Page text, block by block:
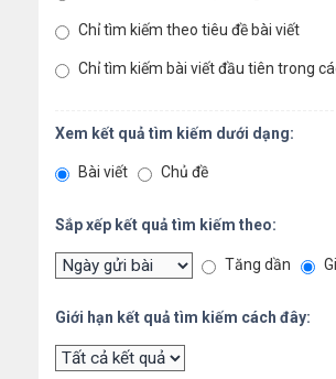
Chỉ tìm kiếm theo tiêu đề bài viết
Chỉ tìm kiếm bài viết đầu tiên trong
Xem kết quả tìm kiếm dưới dạng:
Bài viết Chủ đề
Sắp xếp kết quả tìm kiếm theo:
Tăng dần
Giới hạn kết quả tìm kiếm cách đây: